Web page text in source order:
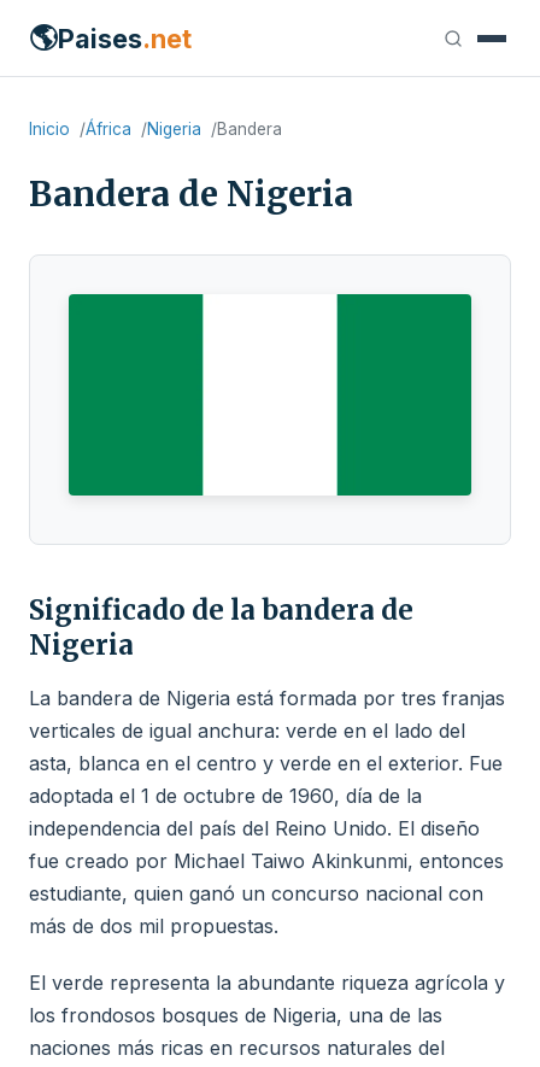
🌎Paises.net
Inicio África Nigeria Bandera
Bandera de Nigeria
Significado de la bandera de
Nigeria
La bandera de Nigeria está formada por tres franjas
verticales de igual anchura: verde en el lado del
asta, blanca en el centro y verde en el exterior. Fue
adoptada el 1 de octubre de 1960, día de la
independencia del país del Reino Unido. El diseño
fue creado por Michael Taiwo Akinkunmi, entonces
estudiante, quien ganó un concurso nacional con
más de dos mil propuestas.
El verde representa la abundante riqueza agrícola y
los frondosos bosques de Nigeria, una de las
naciones más ricas en recursos naturales del